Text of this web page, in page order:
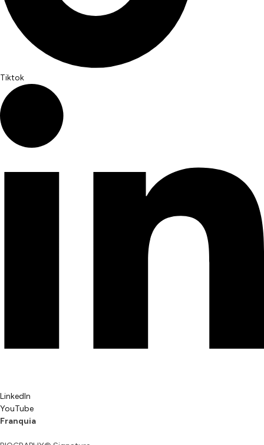
Tiktok
LinkedIn
YouTube
Franquia